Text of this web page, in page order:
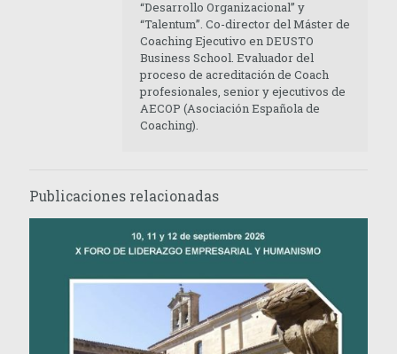
“Desarrollo Organizacional” y
“Talentum”. Co-director del Máster de
Coaching Ejecutivo en DEUSTO
Business School. Evaluador del
proceso de acreditación de Coach
profesionales, senior y ejecutivos de
AECOP (Asociación Española de
Coaching).
Publicaciones relacionadas